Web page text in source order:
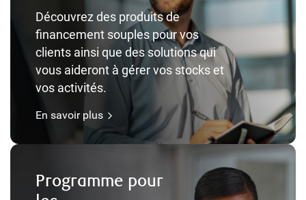
Découvrez des produits de
financement souples pour vos
clients ainsi que des solutions qui
vous aideront à gérer vos stocks et
vos activités.
En savoir plus
Programme pour